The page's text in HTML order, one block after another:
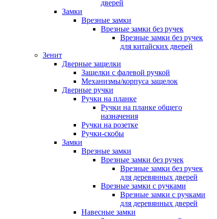
дверей
Замки
Врезные замки
Врезные замки без ручек
Врезные замки без ручек
для китайских дверей
Зенит
Дверные защелки
Защелки с фалевой ручкой
Механизмы/корпуса защелок
Дверные ручки
Ручки на планке
Ручки на планке общего
назначения
Ручки на розетке
Ручки-скобы
Замки
Врезные замки
Врезные замки без ручек
Врезные замки без ручек
для деревянных дверей
Врезные замки с ручками
Врезные замки с ручками
для деревянных дверей
Навесные замки